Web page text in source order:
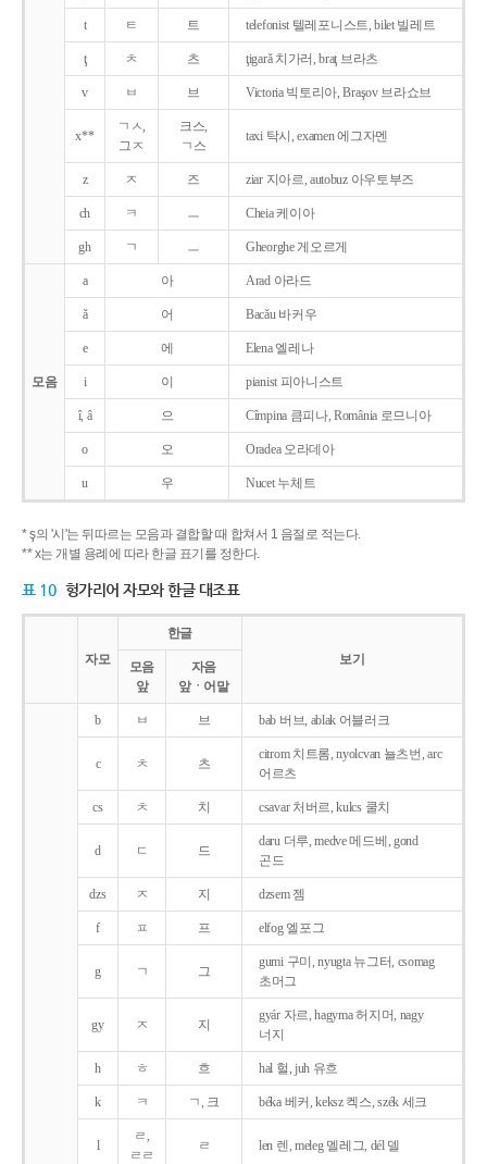
t ㅌ 트 telefonist 텔레포니스트, bilet 빌레트
ţ ㅊ 츠 ţigarǎ 치가러, braţ 브라츠
v ㅂ 브 Victoria 빅토리아, Braşov 브라쇼브
x**
ㄱㅅ,
그ㅈ
크스,
ㄱ스
taxi 탁시, examen 에그자멘
z ㅈ 즈 ziar 지아르, autobuz 아우토부즈
ch ㅋ ㅡ Cheia 케이아
gh ㄱ ㅡ Gheorghe 게오르게
모음
a 아 Arad 아라드
ǎ 어 Bacǎu 바커우
e 에 Elena 엘레나
i 이 pianist 피아니스트
î, â 으 Cîmpina 큼피나, România 로므니아
o 오 Oradea 오라데아
u 우 Nucet 누체트
* ş의 '시'는 뒤따르는 모음과 결합할 때 합쳐서 1 음절로 적는다.
** x는 개별 용례에 따라 한글 표기를 정한다.
표 10 헝가리어 자모와 한글 대조표
자모
한글
보기
모음
앞
자음
앞ㆍ어말
b ㅂ 브 bab 버브, ablak 어블러크
c ㅊ 츠
citrom 치트롬, nyolcvan 뇰츠번, arc
어르츠
cs ㅊ 치 csavar 처버르, kulcs 쿨치
d ㄷ 드
daru 더루, medve 메드베, gond
곤드
dzs ㅈ 지 dzsem 젬
f ㅍ 프 elfog 엘포그
g ㄱ 그
gumi 구미, nyugta 뉴그터, csomag
초머그
gy ㅈ 지
gyár 자르, hagyma 허지머, nagy
너지
h ㅎ 흐 hal 헐, juh 유흐
k ㅋ ㄱ, 크 béka 베커, keksz 켁스, szék 세크
l
ㄹ,
ㄹㄹ
ㄹ len 렌, meleg 멜레그, dél 델